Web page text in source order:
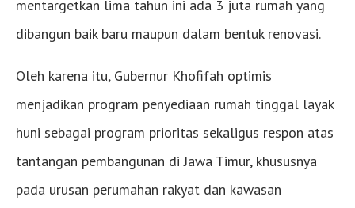
mentargetkan lima tahun ini ada 3 juta rumah yang
dibangun baik baru maupun dalam bentuk renovasi.
Oleh karena itu, Gubernur Khofifah optimis
menjadikan program penyediaan rumah tinggal layak
huni sebagai program prioritas sekaligus respon atas
tantangan pembangunan di Jawa Timur, khususnya
pada urusan perumahan rakyat dan kawasan